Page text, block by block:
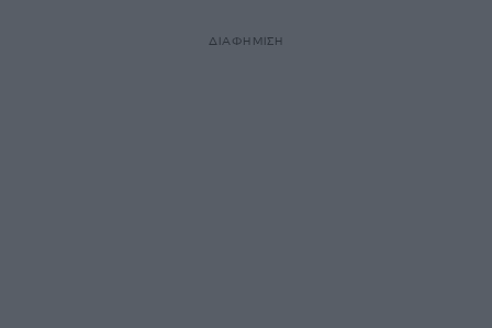
ΔΙΑΦΗΜΙΣΗ